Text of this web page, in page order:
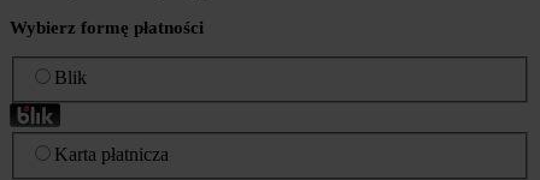
Wybierz formę płatności
Blik
Karta płatnicza